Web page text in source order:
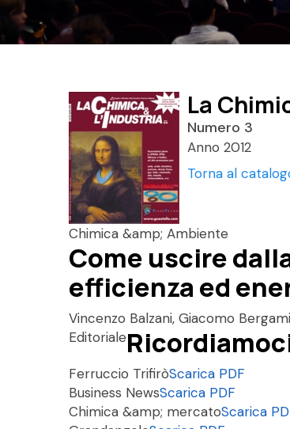
La
Numero 3
Anno 2012
Torna al
Chimica &amp; Ambiente
Come uscire
efficienza ed
Vincenzo Balzani, Giacomo
Editoriale
Ferruccio TrifiròScarica PDF
Business NewsScarica PDF
Chimica &amp; mercatoScarica